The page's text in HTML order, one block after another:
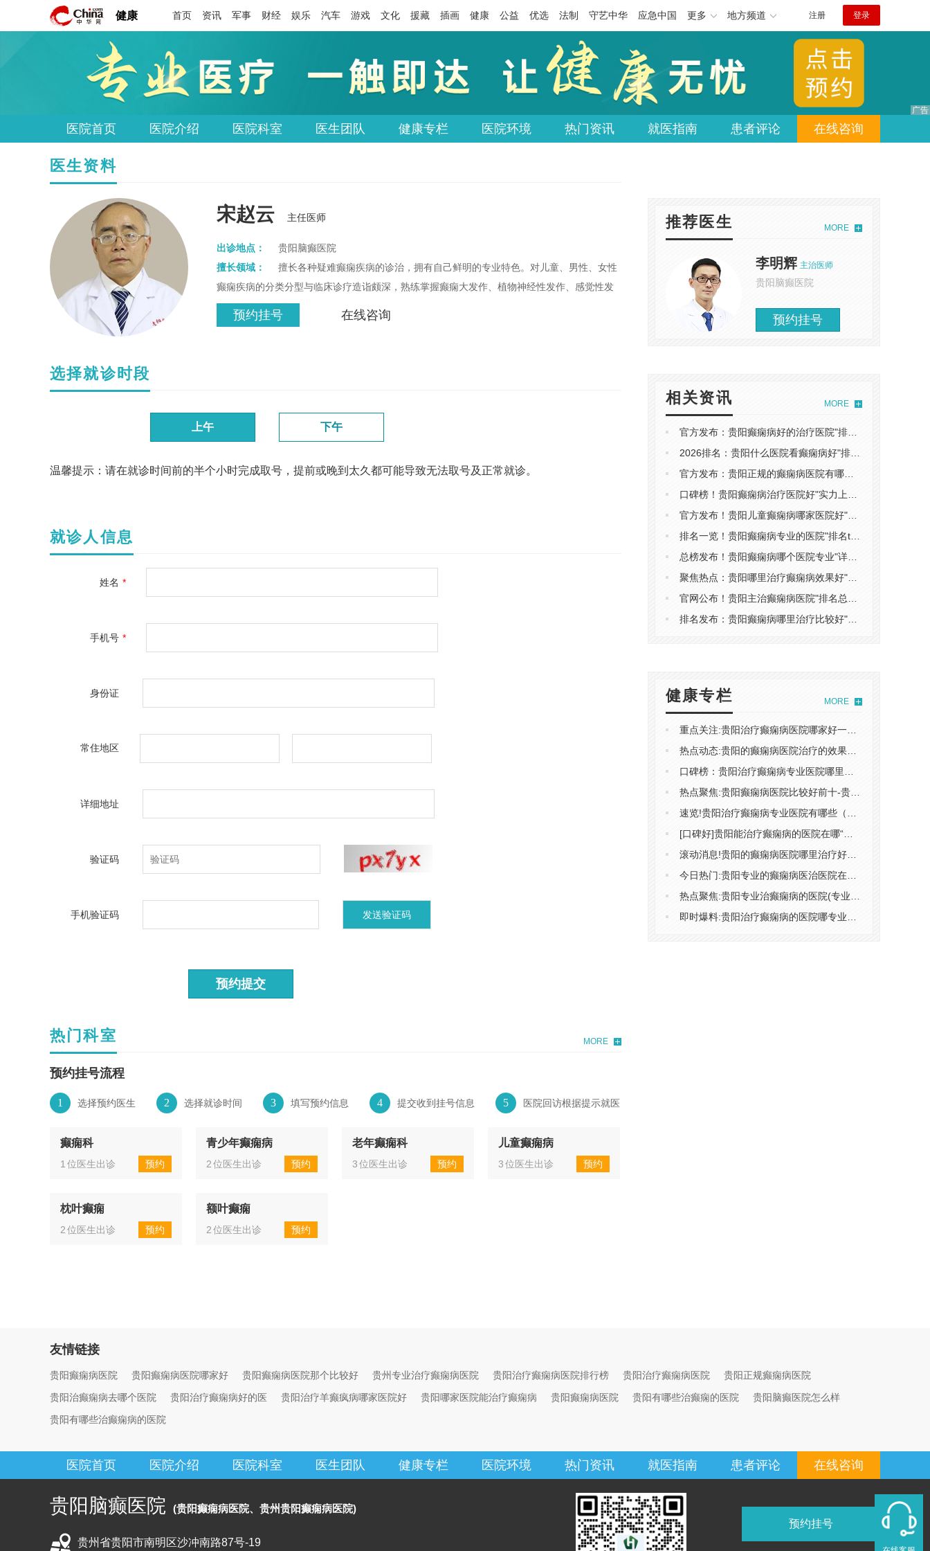
健康 首页 资讯 军事 财经 娱乐 汽车 游戏 文化 援藏 插画 健康 公益 优选 法制 守艺中华 应急中国 更多 地方频道 注册 登录
医院首页 医院介绍 医院科室 医生团队 健康专栏 医院环境 热门资讯 就医指南 患者评论 在线咨询
医生资料
宋赵云 主任医师
出诊地点：
贵阳脑癫医院
擅长领域：
擅长各种疑难癫痫疾病的诊治，拥有自己鲜明的专业特色。对儿童、男性、女性
癫痫疾病的分类分型与临床诊疗造诣颇深，熟练掌握癫痫大发作、植物神经性发作、感觉性发
作、儿童痉挛症等常见、多发神经内科疾病的诊治。
预约挂号 在线咨询
选择就诊时段
上午 下午
温馨提示：请在就诊时间前的半个小时完成取号，提前或晚到太久都可能导致无法取号及正常就诊。
就诊人信息
姓名 *
手机号 *
身份证
常住地区
详细地址
验证码
手机验证码
预约提交
热门科室 MORE
预约挂号流程
1 选择预约医生 2 选择就诊时间 3 填写预约信息 4 提交收到挂号信息 5 医院回访根据提示就医
癫痫科
1 位医生出诊 预约
青少年癫痫病
2位医生出诊 预约
老年癫痫科
3位医生出诊 预约
儿童癫痫病
3位医生出诊 预约
枕叶癫痫
2位医生出诊 预约
额叶癫痫
2位医生出诊 预约
推荐医生 MORE
李明辉 主治医师
贵阳脑癫医院
预约挂号
相关资讯 MORE
健康专栏 MORE
友情链接
贵阳癫痫病医院 贵阳癫痫病医院哪家好 贵阳癫痫病医院那个比较好 贵州专业治疗癫痫病医院 贵阳治疗癫痫病医院排行榜 贵阳治疗癫痫病医院
贵阳正规癫痫病医院
贵阳治癫痫病去哪个医院
贵阳治疗癫痫病好的医 贵阳治疗羊癫疯病哪家医院好 贵阳哪家医院能治疗癫痫病 贵阳癫痫病医院 贵阳有哪些治癫痫的医院
贵阳脑癫医院怎么样
贵阳有哪些治癫痫病的医院
医院首页 医院介绍 医院科室 医生团队 健康专栏 医院环境 热门资讯 就医指南 患者评论 在线咨询
预约挂号
贵阳脑癫医院 (贵阳癫痫病医院、贵州贵阳癫痫病医院)
贵州省贵阳市南明区沙冲南路87号-19